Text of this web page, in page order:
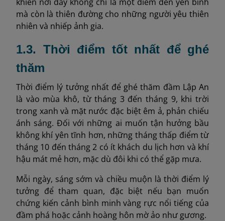
mà còn là thiên đường cho những người yêu thiên
nhiên và nhiếp ảnh gia.
1.3. Thời điểm tốt nhất để ghé
thăm
Thời điểm lý tưởng nhất để ghé thăm đầm Lập An
là vào mùa khô, từ tháng 3 đến tháng 9, khi trời
trong xanh và mặt nước đặc biệt êm ả, phản chiếu
ánh sáng. Đối với những ai muốn tận hưởng bầu
không khí yên tĩnh hơn, những tháng thấp điểm từ
tháng 10 đến tháng 2 có ít khách du lịch hơn và khí
hậu mát mẻ hơn, mặc dù đôi khi có thể gặp mưa.
Mỗi ngày, sáng sớm và chiều muộn là thời điểm lý
tưởng để tham quan, đặc biệt nếu bạn muốn
chứng kiến cảnh bình minh vàng rực nổi tiếng của
đầm phá hoặc cảnh hoàng hôn mờ ảo như gương.